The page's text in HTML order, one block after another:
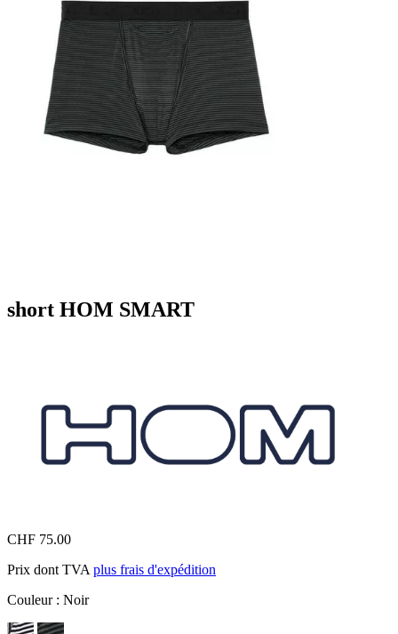
short HOM SMART
CHF 75.00
Prix dont TVA plus frais d'expédition
Couleur : Noir